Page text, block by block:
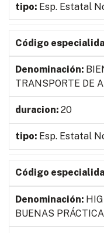
Esp. Estatal
TRANSPORTE DE
20
Esp. Estatal
BUENAS